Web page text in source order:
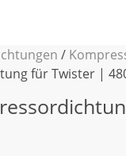
/
für Twister |